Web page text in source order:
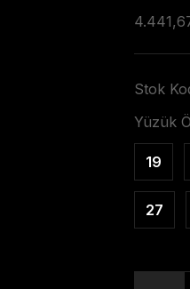
Stok
Yüzük
19
27